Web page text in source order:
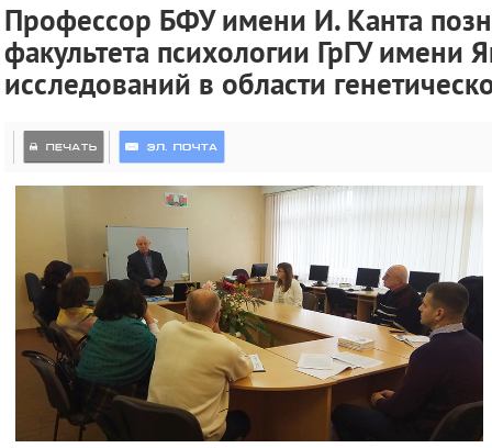
Профессор БФУ имени И. Канта
факультета психологии ГрГУ имени
исследований в области